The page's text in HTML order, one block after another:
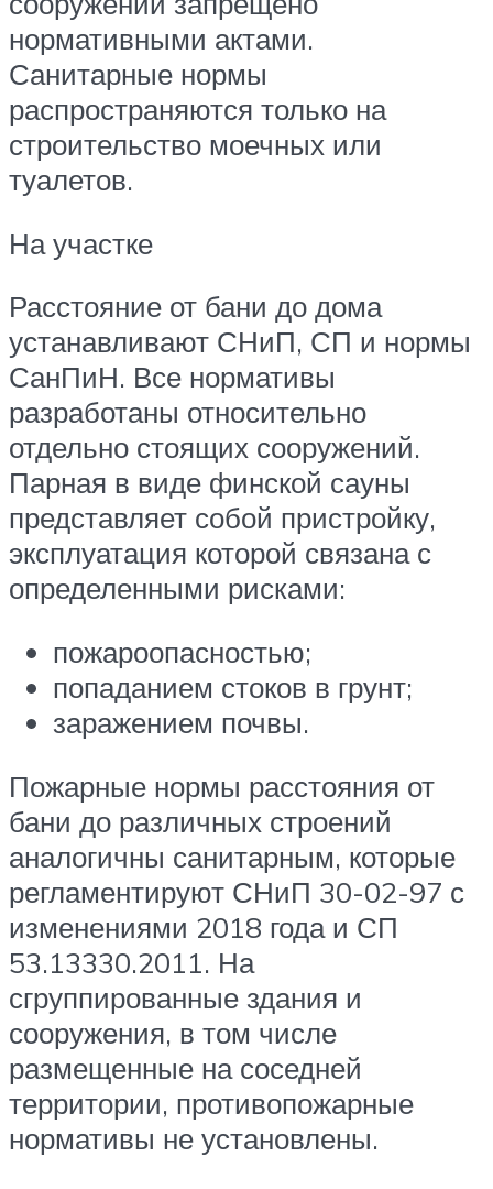
нормативными актами.
Санитарные нормы
распространяются только на
строительство моечных или
туалетов.
На участке
Расстояние от бани до дома
устанавливают СНиП, СП и нормы
СанПиН. Все нормативы
разработаны относительно
отдельно стоящих сооружений.
Парная в виде финской сауны
представляет собой пристройку,
эксплуатация которой связана с
определенными рисками:
пожароопасностью;
попаданием стоков в грунт;
заражением почвы.
Пожарные нормы расстояния от
бани до различных строений
аналогичны санитарным, которые
регламентируют СНиП 30-02-97 с
изменениями 2018 года и СП
53.13330.2011. На
сгруппированные здания и
сооружения, в том числе
размещенные на соседней
территории, противопожарные
нормативы не установлены.